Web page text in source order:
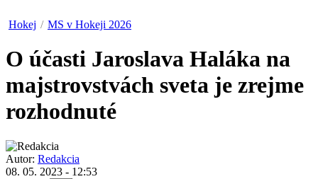
Hokej / MS v Hokeji 2026
O účasti Jaroslava Haláka na
majstrovstvách sveta je zrejme
rozhodnuté
Autor: Redakcia
08. 05. 2023 - 12:53